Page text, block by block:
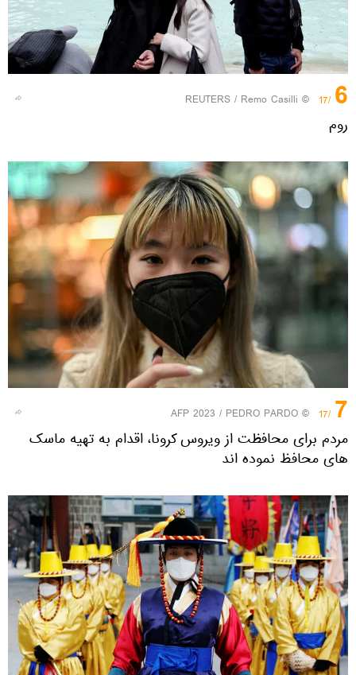
6
/17
©
REUTERS / Remo Casilli
روم
7
/17
© AFP 2023 / PEDRO PARDO
مردم برای محافظت از ویروس کرونا، اقدام به تهیه ماسک
های محافظ نموده اند